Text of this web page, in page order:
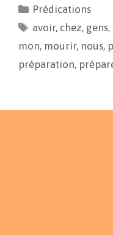
b
o
l
L
i
n
a
g
Prédications
avoir, chez, gens,
mon, mourir, nous,
préparation,